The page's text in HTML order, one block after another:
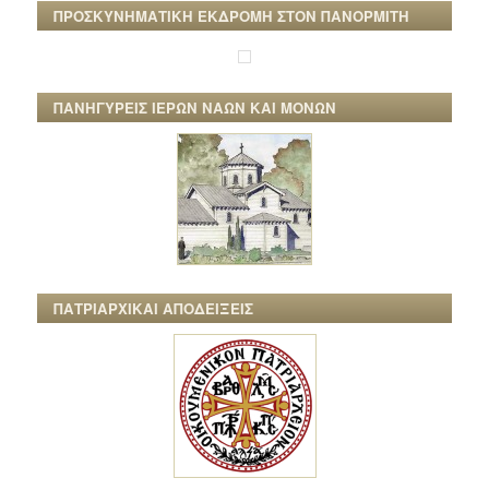
ΠΡΟΣΚΥΝΗΜΑΤΙΚΗ ΕΚΔΡΟΜΗ ΣΤΟΝ ΠΑΝΟΡΜΙΤΗ
ΠΑΝΗΓΥΡΕΙΣ ΙΕΡΩΝ ΝΑΩΝ ΚΑΙ ΜΟΝΩΝ
ΠΑΤΡΙΑΡΧΙΚΑΙ ΑΠΟΔΕΙΞΕΙΣ